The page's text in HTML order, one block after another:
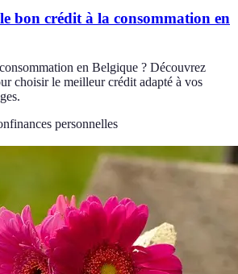
bon crédit à la consommation en
en Belgique ? Découvrez
choisir le meilleur crédit adapté à vos
finances personnelles